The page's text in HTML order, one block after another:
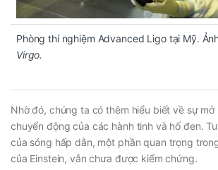
Phòng thí nghiệm Advanced Ligo tại Mỹ.
Virgo.
Nhờ đó, chúng ta có thêm hiểu biết về sự mở
chuyển động của các hành tinh và hố đen.
của sóng hấp dẫn, một phần quan trọng
của Einstein, vẫn chưa được kiểm chứng.